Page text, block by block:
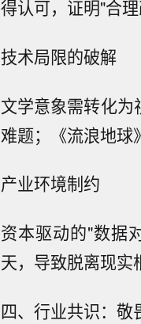
得认可，证明"合理
技术局限的破解
文学意象需转化
难题；《流浪地球
产业环境制约
资本驱动的"数据
天，导致脱离现实
四、行业共识：敬